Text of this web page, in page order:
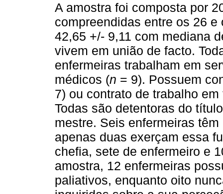
A amostra foi composta por
compreendidas entre os 26
42,65 +/- 9,11 com mediana
vivem em união de facto.
enfermeiras trabalham em
médicos (n = 9). Possuem
7) ou contrato de trabalho
Todas são detentoras do
mestre. Seis enfermeiras
apenas duas exerçam essa
chefia, sete de enfermeiro e
amostra, 12 enfermeiras
paliativos, enquanto oito